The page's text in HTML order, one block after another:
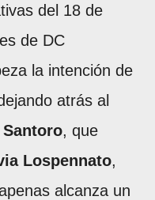
del 18 de
de DC
la intención de
atrás al
, que
Lospennato,
alcanza un